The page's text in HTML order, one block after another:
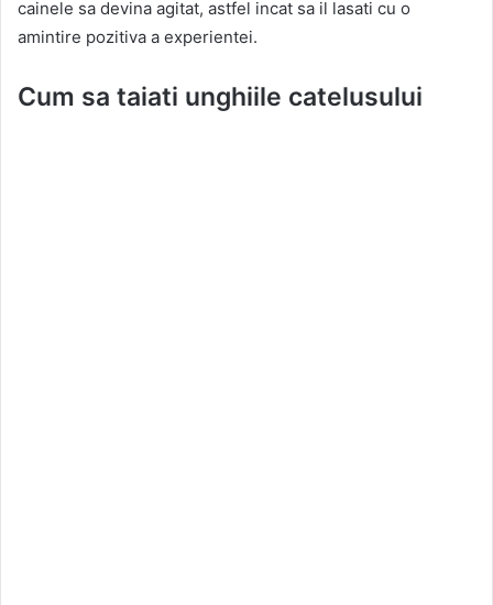
cainele sa devina agitat, astfel incat sa il lasati cu o
amintire pozitiva a experientei.
Cum sa taiati unghiile catelusului